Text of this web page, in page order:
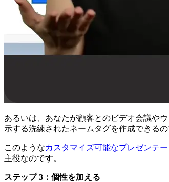
あるいは、あなたが顧客とのビデオ会議や
示する洗練されたネームタグを作成できる
このようなカスタマイズ可能なプレゼンテ
主役なのです。
ステップ 3：個性を加える